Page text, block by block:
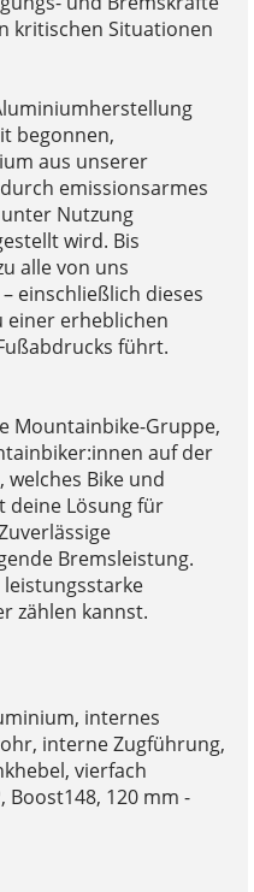
kritischen Situationen
begonnen,
aus unserer
emissionsarmes
Nutzung
wird. Bis
alle von uns
einschließlich dieses
einer erheblichen
führt.
Mountainbike-Gruppe,
auf der
welches Bike und
deine Lösung für
Bremsleistung.
leistungsstarke
zählen kannst.
internes
interne Zugführung,
vierfach
Boost148, 120 mm -